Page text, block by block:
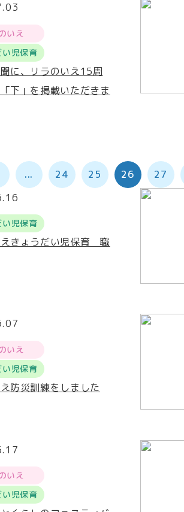
いえ
い児保育
に、リラのいえ15周
下」を掲載いただきま
... 24 25 26 27
い児保育
えきょうだい児保育 職
いえ
い児保育
防災訓練をしました
いえ
い児保育